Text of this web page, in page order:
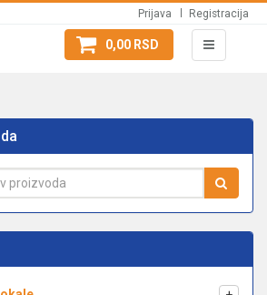
Prijava Registracija
0,00 RSD